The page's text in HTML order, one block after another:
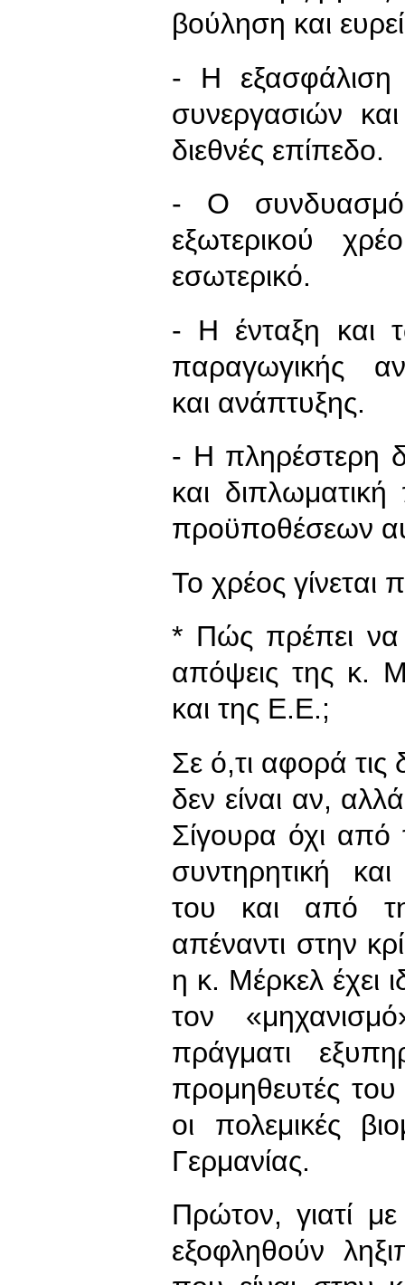
βούληση και
- Η εξασφάλιση
συνεργασιών
διεθνές επίπεδο.
- Ο
εξωτερικού
εσωτερικό.
- Η ένταξη και
παραγωγικής
και ανάπτυξης.
- Η πληρέστερη
και διπλωματική
προϋποθέσεων
Το χρέος γίνεται
* Πώς πρέπει να
απόψεις της κ.
και της Ε.Ε.;
Σε ό,τι αφορά
δεν είναι αν,
Σίγουρα όχι από
συντηρητική και
του και από
απέναντι στην
η κ. Μέρκελ έχει
τον
πράγματι
προμηθευτές
οι πολεμικές
Γερμανίας.
Πρώτον, γιατί
εξοφληθούν